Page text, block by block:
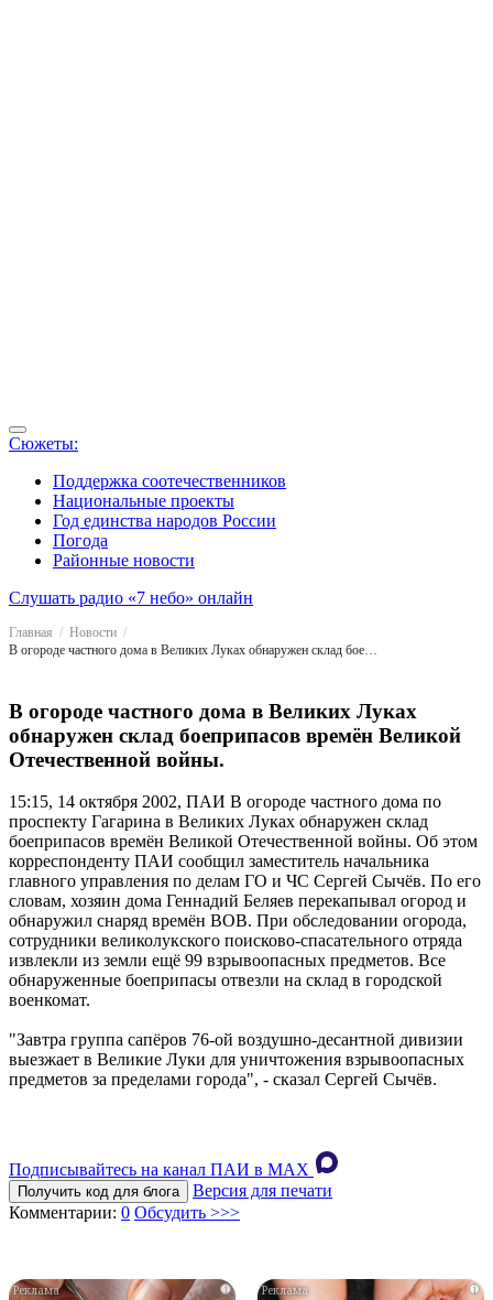
Сюжеты:
Поддержка соотечественников
Национальные проекты
Год единства народов России
Погода
Районные новости
Слушать радио «7 небо» онлайн
Главная
Новости
В огороде частного дома в Великих Луках обнаружен склад боеприпасов времён Великой Отечественной войны.
В огороде частного дома в Великих Луках
обнаружен склад боеприпасов времён Великой
Отечественной войны.
15:15, 14 октября 2002, ПАИ В огороде частного дома по
проспекту Гагарина в Великих Луках обнаружен склад
боеприпасов времён Великой Отечественной войны. Об этом
корреспонденту ПАИ сообщил заместитель начальника
главного управления по делам ГО и ЧС Сергей Сычёв. По его
словам, хозяин дома Геннадий Беляев перекапывал огород и
обнаружил снаряд времён ВОВ. При обследовании огорода,
сотрудники великолукского поисково-спасательного отряда
извлекли из земли ещё 99 взрывоопасных предметов. Все
обнаруженные боеприпасы отвезли на склад в городской
военкомат.
"Завтра группа сапёров 76-ой воздушно-десантной дивизии
выезжает в Великие Луки для уничтожения взрывоопасных
предметов за пределами города", - сказал Сергей Сычёв.
Подписывайтесь на канал ПАИ в MAХ
Получить код для блога
Версия для печати
Комментарии: 0 Обсудить >>>
i i